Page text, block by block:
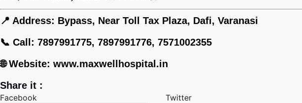
📍 Address: Bypass, Near Toll Tax Plaza, Dafi, Varanasi
📞 Call: 7897991775, 7897991776, 7571002355
🌐 Website: www.maxwellhospital.in
Share it :
Facebook Twitter